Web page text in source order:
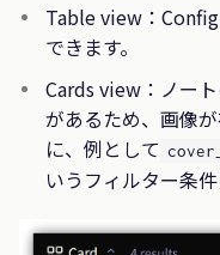
Table view：
できます。
Cards view：ノー
があるため、画像
に、例として
いうフィルター条件